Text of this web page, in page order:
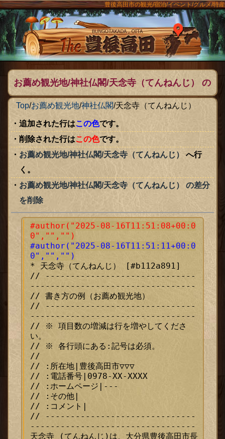
豊後高田市の観光/宿泊/イベント/グルメ/特産
The豊後
お薦め観光地/神社仏閣/天念寺（てんねんじ） の
変更点
Top/お薦め観光地/神社仏閣/天念寺（てんねんじ）
追加された行はこの色です。
削除された行はこの色です。
お薦め観光地/神社仏閣/天念寺（てんねんじ）
へ行
く。
お薦め観光地/神社仏閣/天念寺（てんねんじ） の差分
を削除
#author("2025-08-16T11:51:08+00:0
0","","")
#author("2025-08-16T11:51:11+00:0
0","","")
* 天念寺（てんねんじ） [#b112a891]
// ------------------------------
---------------------------------
// 書き方の例（お薦め観光地）
// ------------------------------
---------------------------------
// ※ 項目数の増減は行を増やしてくださ
い。
// ※ 各行頭にある:記号は必須。
//
// :所在地|豊後高田市▽▽▽
// :電話番号|0978-XX-XXXX
// :ホームページ|---
// :その他|
// :コメント|
// ------------------------------
---------------------------------
天念寺 (てんねんじ)は、大分県豊後高田市長
メニュー